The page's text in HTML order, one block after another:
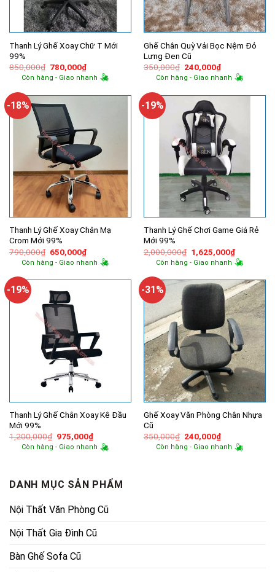
Thanh Lý Ghế Xoay Chữ T Mới
99%
850,000₫ Giá
gốc
là:
780,000₫Giá
hiện
tại
780,000₫.
Còn hàng - Giao nhanh
Ghế Chân Quỳ Vải Bọc Nệm Đỏ
Lưng Đen Cũ
350,000₫ Giá
gốc
là:
240,000₫Giá
hiện
tại
240,000₫.
Còn hàng - Giao nhanh
-18%
Thanh Lý Ghế Xoay Chân Mạ
Crom Mới 99%
790,000₫ Giá
gốc
là:
650,000₫Giá
hiện
tại
650,000₫.
Còn hàng - Giao nhanh
-19%
Thanh Lý Ghế Chơi Game Giá Rẻ
Mới 99%
2,000,000₫ Giá
gốc
là:
1,625,000₫Giá
hiện
tại
Còn hàng - Giao nhanh
-19%
Thanh Lý Ghế Chân Xoay Kê Đầu
Mới 99%
1,200,000₫ Giá
gốc
là:
975,000₫Giá
hiện
tại
Còn hàng - Giao nhanh
-31%
Ghế Xoay Văn Phòng Chân Nhựa
Cũ
350,000₫ Giá
gốc
là:
240,000₫Giá
hiện
tại
Còn hàng - Giao nhanh
DANH MỤC SẢN PHẨM
Nội Thất Văn Phòng Cũ
Nội Thất Gia Đình Cũ
Bàn Ghế Sofa Cũ